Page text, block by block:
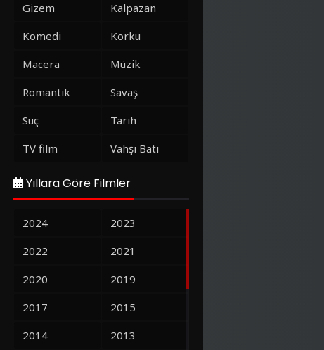
Gizem
Kalpazan
Komedi
Korku
Macera
Müzik
Romantik
Savaş
Suç
Tarih
TV film
Vahşi Batı
Yıllara Göre Filmler
2024
2023
2022
2021
2020
2019
2017
2015
2014
2013